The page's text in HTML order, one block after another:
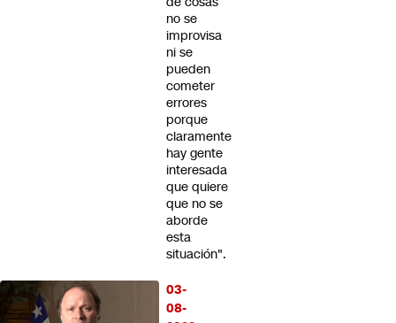
no se
improvisa
ni se
pueden
cometer
errores
porque
claramente
hay gente
interesada
que quiere
que no se
aborde
esta
situación".
03-
08-